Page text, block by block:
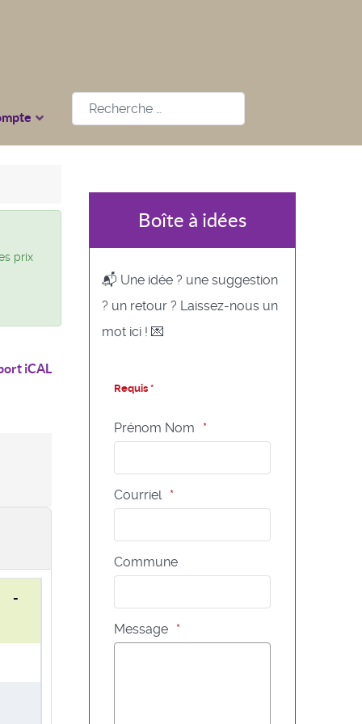
Rechercher
prix
iCAL
-
Boîte à idées
📬 Une idée ? une suggestion
? un retour ? Laissez-nous un
mot ici ! 💌
Requis *
Prénom Nom
Courriel
Commune
Message